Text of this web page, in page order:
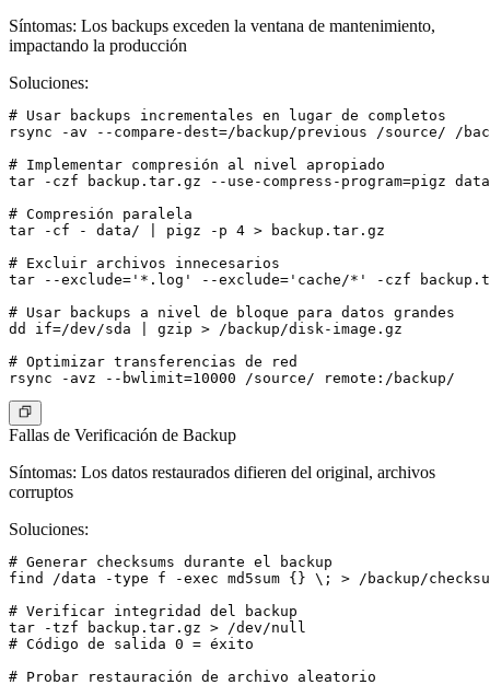
Síntomas: Los backups exceden la ventana de mantenimiento,
impactando la producción
Soluciones:
# Usar backups incrementales en lugar de completos
rsync -av --compare-dest=/backup/previous /source/ /
# Implementar compresión al nivel apropiado
tar -czf backup.tar.gz --use-compress-program=pigz
# Compresión paralela
tar -cf - data/ | pigz -p 4 > backup.tar.gz
# Excluir archivos innecesarios
tar --exclude='*.log' --exclude='cache/*' -czf
# Usar backups a nivel de bloque para datos grandes
dd if=/dev/sda | gzip > /backup/disk-image.gz
# Optimizar transferencias de red
Fallas de Verificación de Backup
Síntomas: Los datos restaurados difieren del original, archivos
corruptos
Soluciones:
# Generar checksums durante el backup
find /data -type f -exec md5sum {} \; > /backup/
# Verificar integridad del backup
tar -tzf backup.tar.gz > /dev/null
# Código de salida 0 = éxito
# Probar restauración de archivo aleatorio